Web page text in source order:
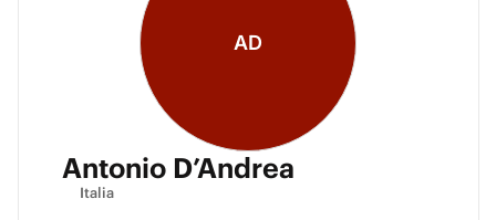
AD
Antonio D’Andrea
Italia